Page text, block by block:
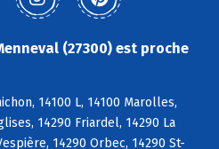
(27300) est proche
14100 L, 14100 Marolles,
14290 Friardel, 14290 La
14290 Orbec, 14290 St-